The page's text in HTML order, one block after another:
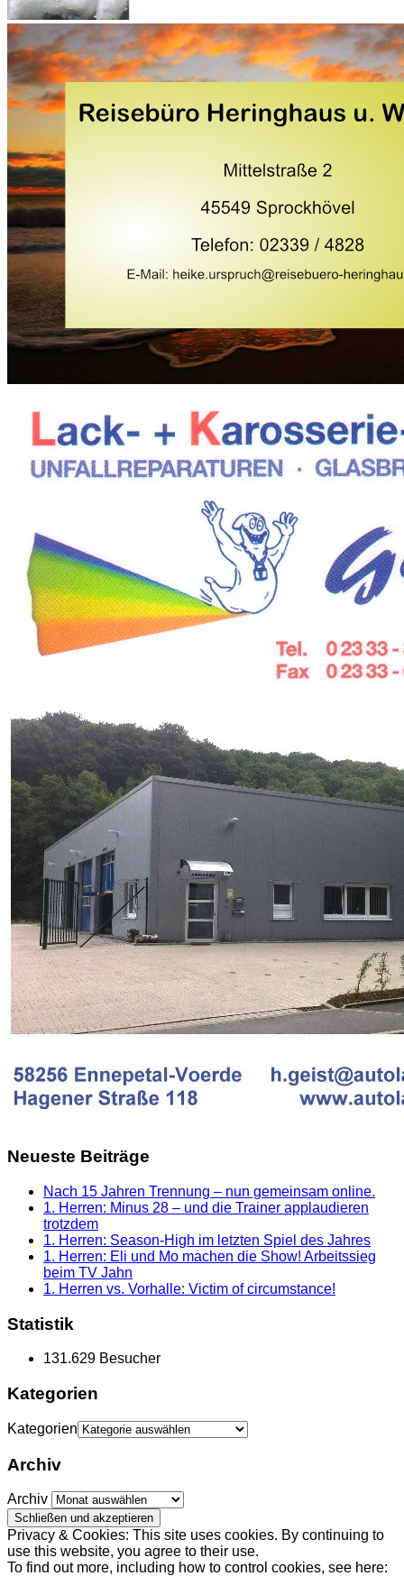
Neueste Beiträge
Nach 15 Jahren Trennung – nun gemeinsam online.
1. Herren: Minus 28 – und die Trainer applaudieren
trotzdem
1. Herren: Season-High im letzten Spiel des Jahres
1. Herren: Eli und Mo machen die Show! Arbeitssieg
beim TV Jahn
1. Herren vs. Vorhalle: Victim of circumstance!
Statistik
131.629 Besucher
Kategorien
Kategorien
Archiv
Archiv
Privacy & Cookies: This site uses cookies. By continuing to
use this website, you agree to their use.
To find out more, including how to control cookies, see here: